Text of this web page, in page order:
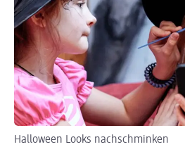
Halloween Looks nachschminken